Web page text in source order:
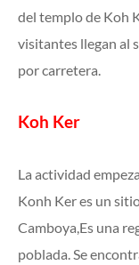
del templo de Koh
visitantes llegan al
por carretera.
Koh Ker
La actividad
Konh Ker es un
Camboya,Es una
poblada. Se